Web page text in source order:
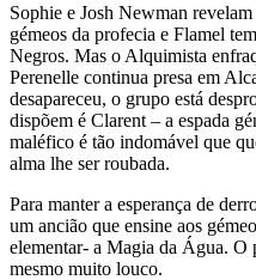
Sophie e Josh Newman
gémeos da profecia e Flamel
Negros. Mas o Alquimista
Perenelle continua presa em
desapareceu, o grupo está
dispõem é Clarent – a espada
maléfico é tão indomável que
alma lhe ser roubada.
Para manter a esperança de
um ancião que ensine aos
elementar- a Magia da Água. O
mesmo muito louco.